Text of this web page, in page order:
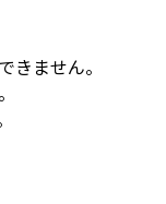
ません。